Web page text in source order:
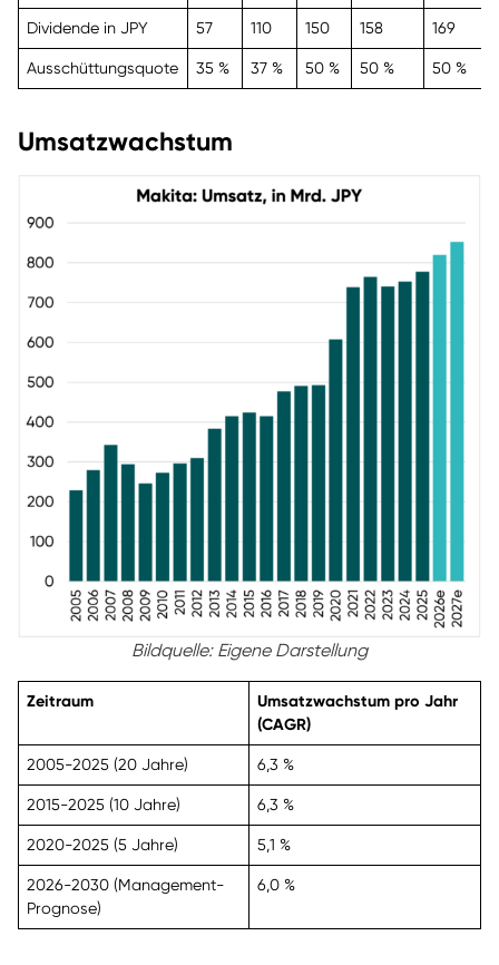
Dividende in JPY 57 110 150 158 169
Ausschüttungsquote 35 % 37 % 50 % 50 % 50 %
Umsatzwachstum
Bildquelle: Eigene Darstellung
Zeitraum
Umsatzwachstum pro Jahr
(CAGR)
2005-2025 (20 Jahre) 6,3 %
2015-2025 (10 Jahre) 6,3 %
2020-2025 (5 Jahre) 5,1 %
2026-2030 (Management-
Prognose)
6,0 %